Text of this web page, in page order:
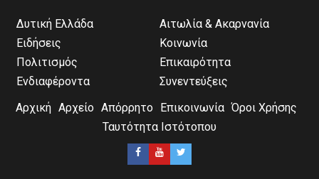
Δυτική Ελλάδα
Αιτωλία & Ακαρνανία
Ειδήσεις
Κοινωνία
Πολιτισμός
Επικαιρότητα
Ενδιαφέροντα
Συνεντεύξεις
Αρχική Αρχείο Απόρρητο Επικοινωνία Όροι Χρήσης
Ταυτότητα Ιστότοπου